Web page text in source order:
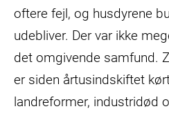
oftere fejl, og husdyrene
udebliver. Der var ikke
det omgivende samfund.
er siden årtusindskiftet
landreformer, industridød